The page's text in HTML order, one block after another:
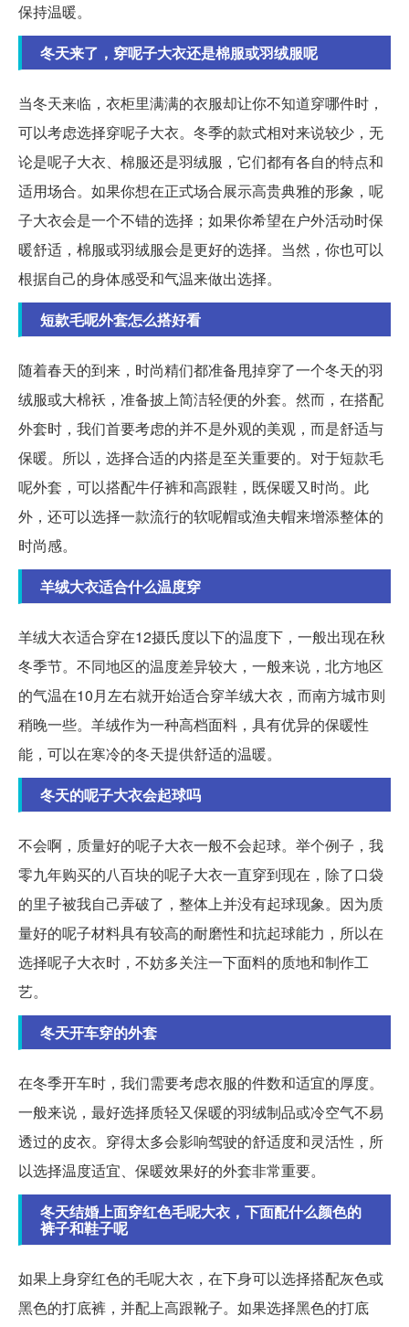
保持温暖。
冬天来了，穿呢子大衣还是棉服或羽绒服呢
当冬天来临，衣柜里满满的衣服却让你不知道穿哪件时，
可以考虑选择穿呢子大衣。冬季的款式相对来说较少，无
论是呢子大衣、棉服还是羽绒服，它们都有各自的特点和
适用场合。如果你想在正式场合展示高贵典雅的形象，呢
子大衣会是一个不错的选择；如果你希望在户外活动时保
暖舒适，棉服或羽绒服会是更好的选择。当然，你也可以
根据自己的身体感受和气温来做出选择。
短款毛呢外套怎么搭好看
随着春天的到来，时尚精们都准备甩掉穿了一个冬天的羽
绒服或大棉袄，准备披上简洁轻便的外套。然而，在搭配
外套时，我们首要考虑的并不是外观的美观，而是舒适与
保暖。所以，选择合适的内搭是至关重要的。对于短款毛
呢外套，可以搭配牛仔裤和高跟鞋，既保暖又时尚。此
外，还可以选择一款流行的软呢帽或渔夫帽来增添整体的
时尚感。
羊绒大衣适合什么温度穿
羊绒大衣适合穿在12摄氏度以下的温度下，一般出现在秋
冬季节。不同地区的温度差异较大，一般来说，北方地区
的气温在10月左右就开始适合穿羊绒大衣，而南方城市则
稍晚一些。羊绒作为一种高档面料，具有优异的保暖性
能，可以在寒冷的冬天提供舒适的温暖。
冬天的呢子大衣会起球吗
不会啊，质量好的呢子大衣一般不会起球。举个例子，我
零九年购买的八百块的呢子大衣一直穿到现在，除了口袋
的里子被我自己弄破了，整体上并没有起球现象。因为质
量好的呢子材料具有较高的耐磨性和抗起球能力，所以在
选择呢子大衣时，不妨多关注一下面料的质地和制作工
艺。
冬天开车穿的外套
在冬季开车时，我们需要考虑衣服的件数和适宜的厚度。
一般来说，最好选择质轻又保暖的羽绒制品或冷空气不易
透过的皮衣。穿得太多会影响驾驶的舒适度和灵活性，所
以选择温度适宜、保暖效果好的外套非常重要。
冬天结婚上面穿红色毛呢大衣，下面配什么颜色的
裤子和鞋子呢
如果上身穿红色的毛呢大衣，在下身可以选择搭配灰色或
黑色的打底裤，并配上高跟靴子。如果选择黑色的打底